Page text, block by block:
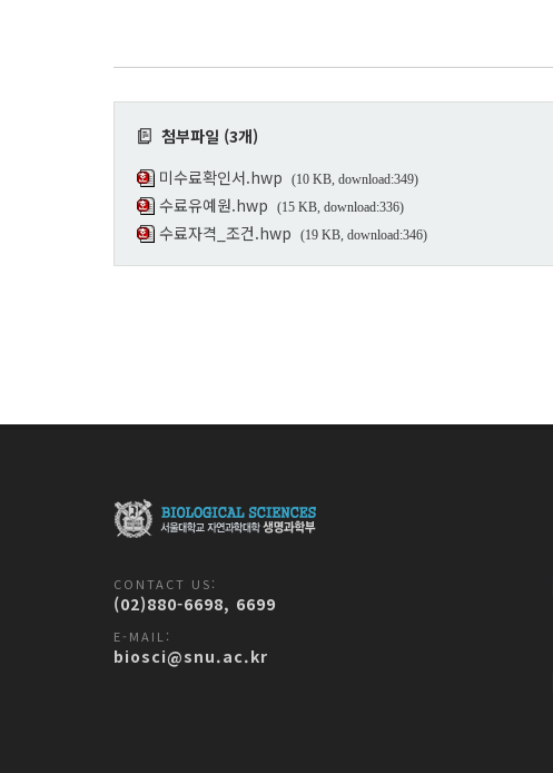
첨부파일 (3개)
미수료확인서.hwp
(10 KB, download:349)
수료유예원.hwp (15 KB, download:336)
수료자격_조건.hwp (19 KB, download:346)
CONTACT US:
(02)880-6698, 6699
E-MAIL:
biosci@snu.ac.kr